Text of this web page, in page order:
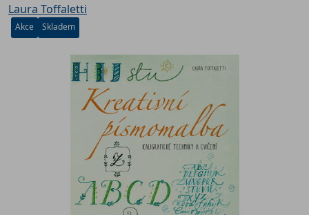
Laura Toffaletti
Akce Skladem